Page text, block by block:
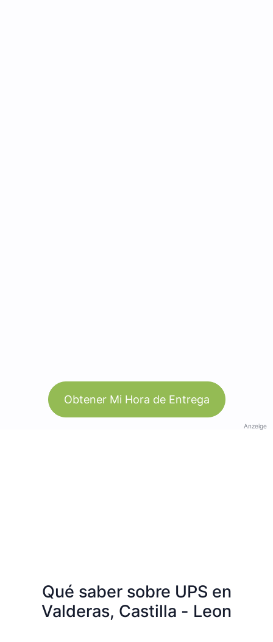
Obtener Mi Hora de Entrega
Anzeige
Qué saber sobre UPS en
Valderas, Castilla - Leon